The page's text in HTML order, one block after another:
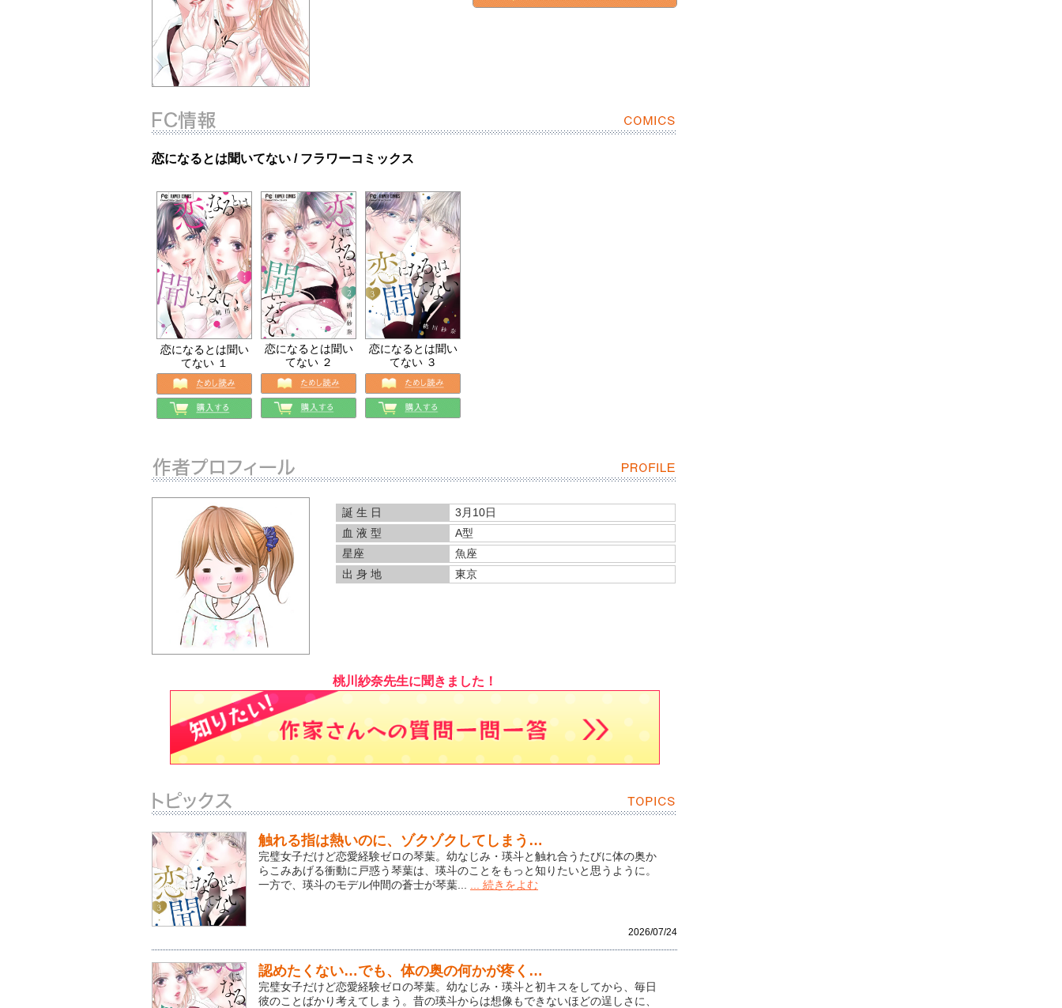
恋になるとは聞いてない / フラワーコミックス
恋になるとは聞い
てない １
恋になるとは聞い
てない ２
恋になるとは聞い
てない ３
誕 生 日
3月10日
血 液 型
A型
星座
魚座
出 身 地
東京
桃川紗奈先生に聞きました！
触れる指は熱いのに、ゾクゾクしてしまう…
完璧女子だけど恋愛経験ゼロの琴葉。幼なじみ・瑛斗と触れ合うたびに体の奥か
らこみあげる衝動に戸惑う琴葉は、瑛斗のことをもっと知りたいと思うように。
一方で、瑛斗のモデル仲間の蒼士が琴葉...
... 続きをよむ
2026/07/24
認めたくない…でも、体の奥の何かが疼く…
完璧女子だけど恋愛経験ゼロの琴葉。幼なじみ・瑛斗と初キスをしてから、毎日
彼のことばかり考えてしまう。昔の瑛斗からは想像もできないほどの逞しさに、